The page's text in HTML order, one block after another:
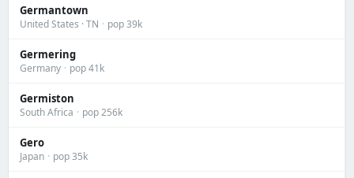
Germantown
United States · TN · pop 39k
Germering
Germany · pop 41k
Germiston
South Africa · pop 256k
Gero
Japan · pop 35k